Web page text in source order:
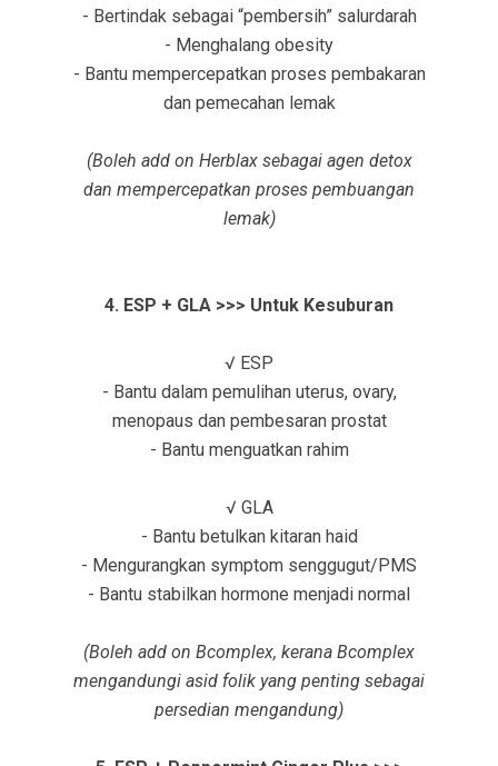
- Bertindak sebagai “pembersih” salurdarah
- Menghalang obesity
- Bantu mempercepatkan proses pembakaran
dan pemecahan lemak
(Boleh add on Herblax sebagai agen detox
dan mempercepatkan proses pembuangan
lemak)
4. ESP + GLA >>> Untuk Kesuburan
√ ESP
- Bantu dalam pemulihan uterus, ovary,
menopaus dan pembesaran prostat
- Bantu menguatkan rahim
√ GLA
- Bantu betulkan kitaran haid
- Mengurangkan symptom senggugut/PMS
- Bantu stabilkan hormone menjadi normal
(Boleh add on Bcomplex, kerana Bcomplex
mengandungi asid folik yang penting sebagai
persedian mengandung)